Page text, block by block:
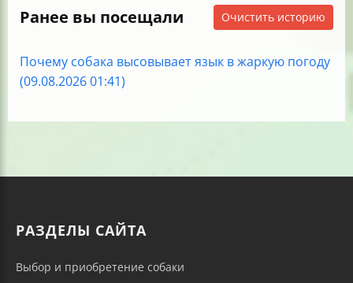
Ранее вы посещали Очистить историю
Почему собака высовывает язык в жаркую погоду
(09.08.2026 01:41)
РАЗДЕЛЫ САЙТА
Выбор и приобретение собаки